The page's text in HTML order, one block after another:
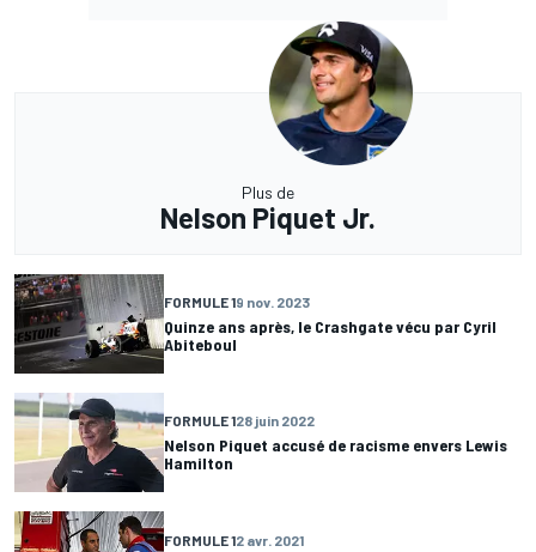
Plus de
Nelson Piquet Jr.
FORMULE 19 nov. 2023
Quinze ans après, le Crashgate vécu par Cyril
Abiteboul
FORMULE 128 juin 2022
Nelson Piquet accusé de racisme envers Lewis
Hamilton
FORMULE 12 avr. 2021